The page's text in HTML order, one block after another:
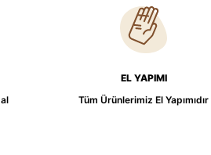
EL YAPIMI
Tüm Ürünlerimiz El Yapımıdır